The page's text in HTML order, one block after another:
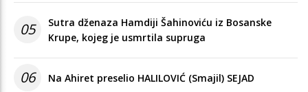
05
Sutra dženaza Hamdiji Šahinoviću iz Bosanske
Krupe, kojeg je usmrtila supruga
06 Na Ahiret preselio HALILOVIĆ (Smajil) SEJAD